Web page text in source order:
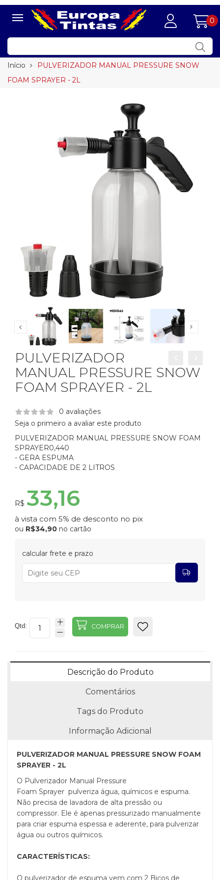
0
Início
PULVERIZADOR MANUAL PRESSURE SNOW
FOAM SPRAYER - 2L
PULVERIZADOR
MANUAL PRESSURE SNOW
FOAM SPRAYER - 2L
0 avaliações
Seja o primeiro a avaliar este produto
PULVERIZADOR MANUAL PRESSURE SNOW FOAM
SPRAYER0,440
- GERA ESPUMA
- CAPACIDADE DE 2 LITROS
R$ 33,16
à vista com 5% de desconto no pix
ou R$34,90 no cartão
calcular frete e prazo
Qtd: COMPRAR
Descrição do Produto
Comentários
Tags do Produto
Informação Adicional
PULVERIZADOR MANUAL PRESSURE SNOW FOAM
SPRAYER - 2L
O Pulverizador Manual Pressure
Foam Sprayer pulveriza água, químicos e espuma.
Não precisa de lavadora de alta pressão ou
compressor. Ele é apenas pressurizado manualmente
para criar espuma espessa e aderente, para pulverizar
água ou outros químicos.
CARACTERÍSTICAS:
O pulverizador de espuma vem com 2 Bicos de